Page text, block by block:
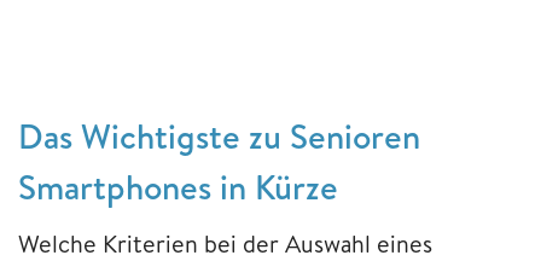
Das Wichtigste zu Senioren
Smartphones in Kürze
Welche Kriterien bei der Auswahl eines